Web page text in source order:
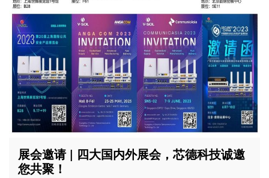
展会邀请 | 四大国内外展会，芯德科技诚邀
您共聚！